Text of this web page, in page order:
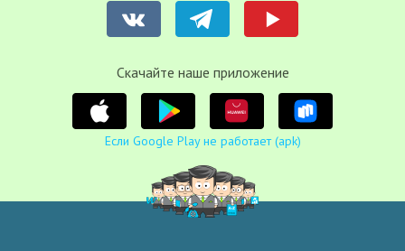
Cкачайте наше приложение
Если Google Play не работает (apk)